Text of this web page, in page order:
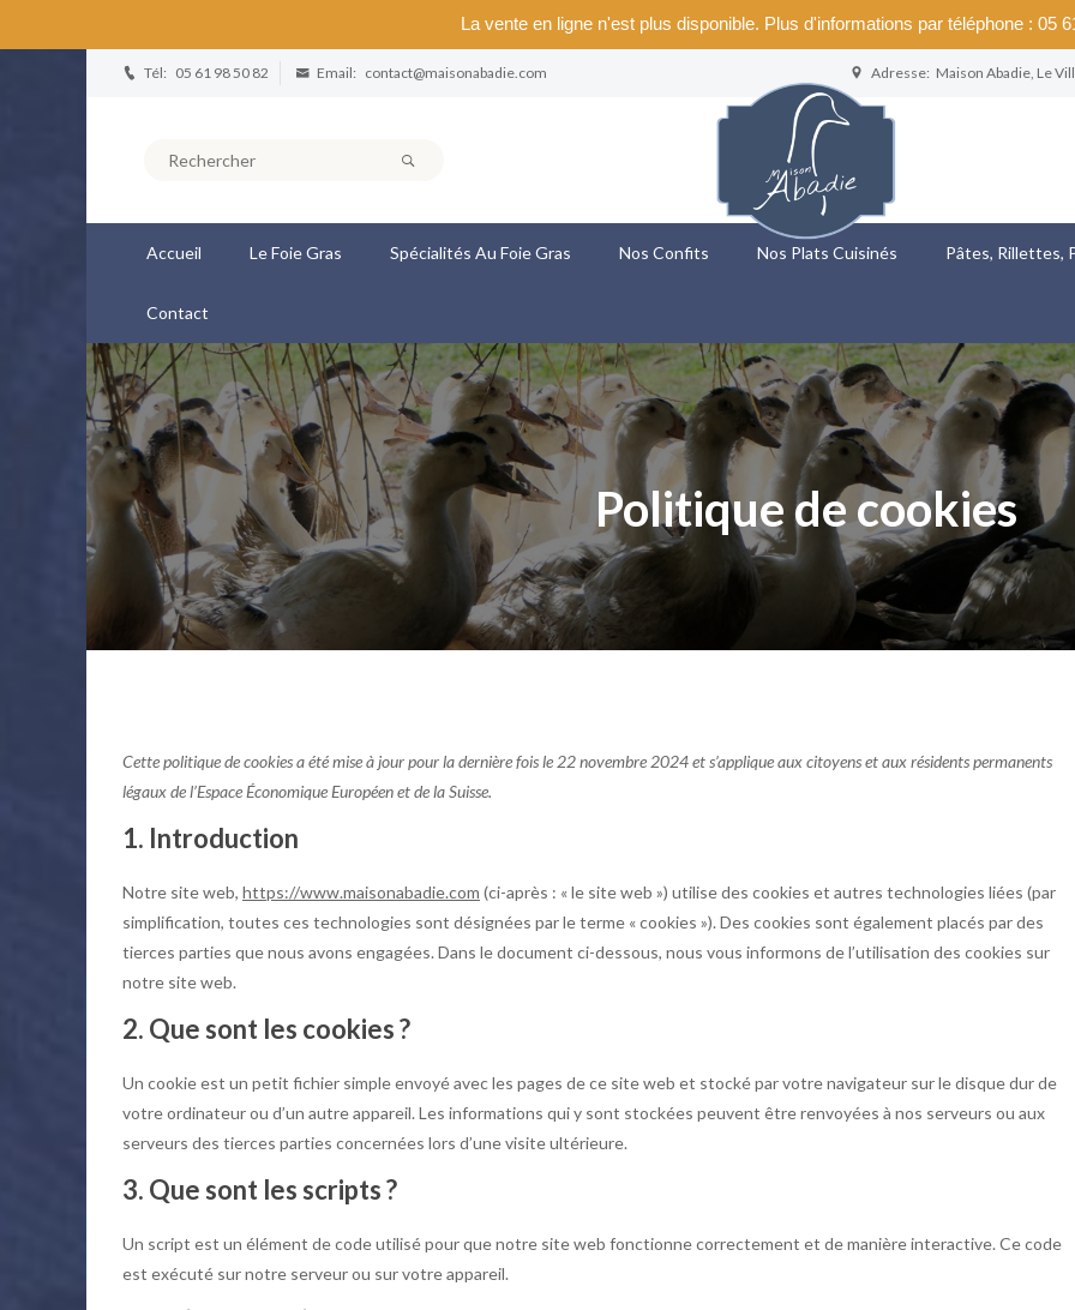
La vente en ligne n'est plus disponible. Plus d'informations par téléphone : 05
Tél: 05 61 98 50 82 Email: contact@maisonabadie.com Adresse: Maison Abadie, Le
Accueil Le Foie Gras Spécialités Au Foie Gras Nos Confits Nos Plats Cuisinés Pâtes, Rillettes,
Contact
Politique de cookies
Cette politique de cookies a été mise à jour pour la dernière fois le 22 novembre 2024 et s’applique aux citoyens et aux résidents permanents
légaux de l’Espace Économique Européen et de la Suisse.
1. Introduction
Notre site web, https://www.maisonabadie.com (ci-après : « le site web ») utilise des cookies et autres technologies liées (par
simplification, toutes ces technologies sont désignées par le terme « cookies »). Des cookies sont également placés par des
tierces parties que nous avons engagées. Dans le document ci-dessous, nous vous informons de l’utilisation des cookies sur
notre site web.
2. Que sont les cookies ?
Un cookie est un petit fichier simple envoyé avec les pages de ce site web et stocké par votre navigateur sur le disque dur de
votre ordinateur ou d’un autre appareil. Les informations qui y sont stockées peuvent être renvoyées à nos serveurs ou aux
serveurs des tierces parties concernées lors d’une visite ultérieure.
3. Que sont les scripts ?
Un script est un élément de code utilisé pour que notre site web fonctionne correctement et de manière interactive. Ce code
est exécuté sur notre serveur ou sur votre appareil.